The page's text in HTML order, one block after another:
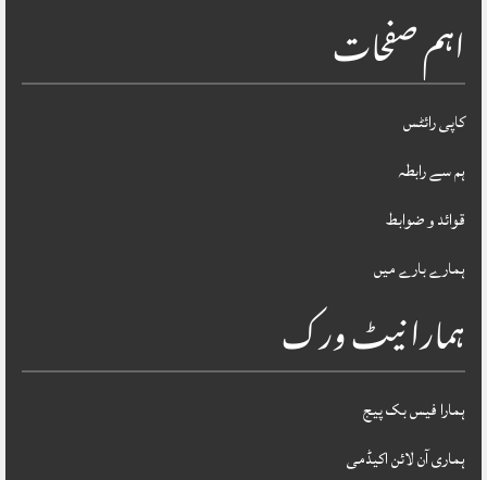
اہم صفحات
کاپی رائٹس
ہم سے رابطہ
قوائد و ضوابط
ہمارے بارے میں
ہمارا نیٹ ورک
ہمارا فیس بک پیج
ہماری آن لائن اکیڈمی